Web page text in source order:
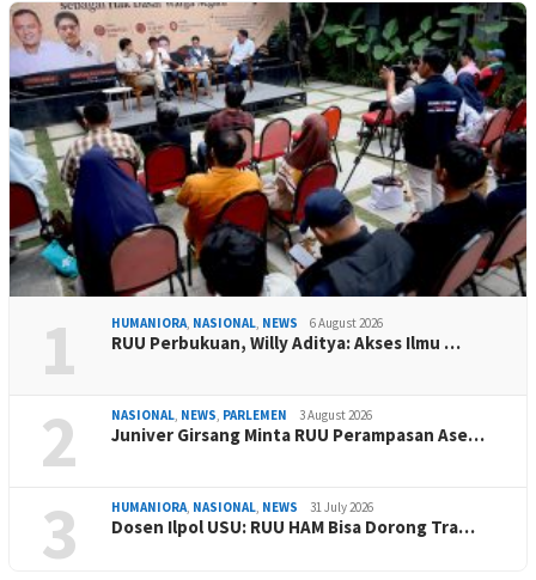
1 HUMANIORA, NASIONAL, NEWS 6 August 2026
RUU Perbukuan, Willy Aditya: Akses Ilmu …
2 NASIONAL, NEWS, PARLEMEN 3 August 2026
Juniver Girsang Minta RUU Perampasan Ase…
3 HUMANIORA, NASIONAL, NEWS 31 July 2026
Dosen Ilpol USU: RUU HAM Bisa Dorong Tra…